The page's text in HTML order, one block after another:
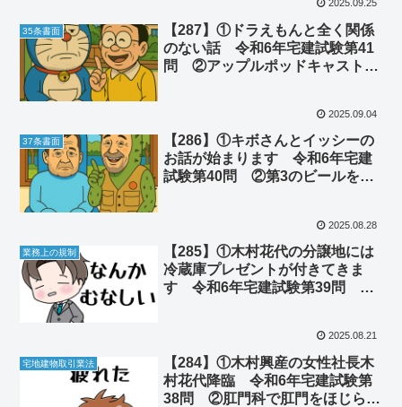
2025.09.25
35条書面
【287】①ドラえもんと全く関係
のない話 令和6年宅建試験第41
問 ②アップルポッドキャストの
2025.09.04
37条書面
【286】①キボさんとイッシーの
お話が始まります 令和6年宅建
試験第40問 ②第3のビールを10
2025.08.28
業務上の規制
【285】①木村花代の分譲地には
冷蔵庫プレゼントが付きてきま
す 令和6年宅建試験第39問 ②
2025.08.21
宅地建物取引業法
【284】①木村興産の女性社長木
村花代降臨 令和6年宅建試験第
38問 ②肛門科で肛門をほじられ